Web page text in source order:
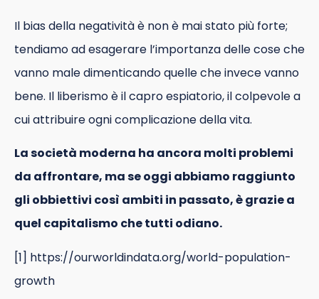
Il bias della negatività è non è mai stato più forte;
tendiamo ad esagerare l’importanza delle cose che
vanno male dimenticando quelle che invece vanno
bene. Il liberismo è il capro espiatorio, il colpevole a
cui attribuire ogni complicazione della vita.
La società moderna ha ancora molti problemi
da affrontare, ma se oggi abbiamo raggiunto
gli obbiettivi così ambiti in passato, è grazie a
quel capitalismo che tutti odiano.
[1] https://ourworldindata.org/world-population-
growth